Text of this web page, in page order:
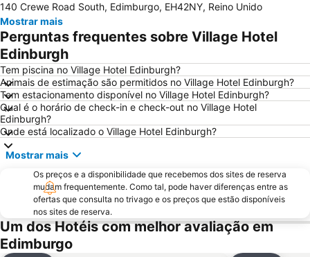
Museu Nacional da Escócia
Leith
City Art Centre
The Royal Mile Gallery
St James Quarter
The Witchery by the Castle
Edinburgh Park
Stockbridge
Scott Monument
Marchmont
Greyfriars Kirk
Cowgate
Edinburgh Zoo
Holyrood Park
Portobello
Dean Village
Royal Botanic Garden Edinburgh
Davidson's Mains
Rose Street
Edinburgh Dungeon
Edinburgh Marathon Festival
University of Edinburgh
Royal Terrace Gardens
140 Crewe Road South, Edimburgo, EH42NY, Reino Unido
Mostrar mais
Perguntas frequentes sobre Village Hotel
Edinburgh
Tem piscina no Village Hotel Edinburgh?
Animais de estimação são permitidos no Village Hotel Edinburgh?
Tem estacionamento disponível no Village Hotel Edinburgh?
Qual é o horário de check-in e check-out no Village Hotel
Edinburgh?
Onde está localizado o Village Hotel Edinburgh?
Mostrar mais
Os preços e a disponibilidade que recebemos dos sites de reserva
mudam frequentemente. Como tal, pode haver diferenças entre as
ofertas que consulta no trivago e os preços que estão disponíveis
nos sites de reserva.
Um dos Hotéis com melhor avaliação em
Edimburgo